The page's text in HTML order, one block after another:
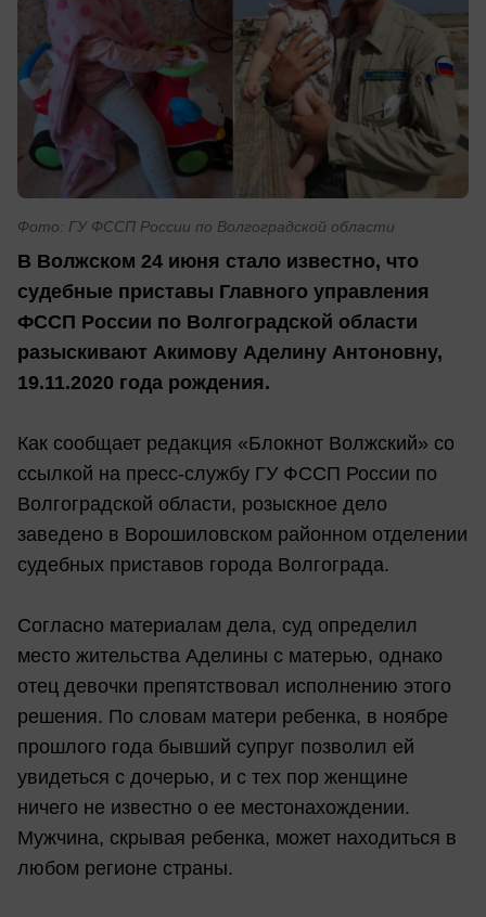
Фото: ГУ ФССП России по Волгоградской области
В Волжском 24 июня стало известно, что
судебные приставы Главного управления
ФССП России по Волгоградской области
разыскивают Акимову Аделину Антоновну,
19.11.2020 года рождения.
Как сообщает редакция «Блокнот Волжский» со
ссылкой на пресс-службу ГУ ФССП России по
Волгоградской области, розыскное дело
заведено в Ворошиловском районном отделении
судебных приставов города Волгограда.
Согласно материалам дела, суд определил
место жительства Аделины с матерью, однако
отец девочки препятствовал исполнению этого
решения. По словам матери ребенка, в ноябре
прошлого года бывший супруг позволил ей
увидеться с дочерью, и с тех пор женщине
ничего не известно о ее местонахождении.
Мужчина, скрывая ребенка, может находиться в
любом регионе страны.